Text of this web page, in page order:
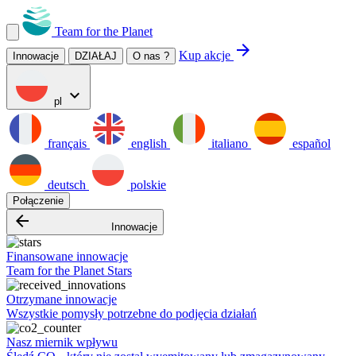
Team for the Planet
Innowacje DZIAŁAJ O nas ? Kup akcje arrow_forward
pl expand_more
français english italiano español
deutsch polskie
Połączenie
arrow_backward Innowacje
Finansowane innowacje
Team for the Planet Stars
Otrzymane innowacje
Wszystkie pomysły potrzebne do podjęcia działań
Nasz miernik wpływu